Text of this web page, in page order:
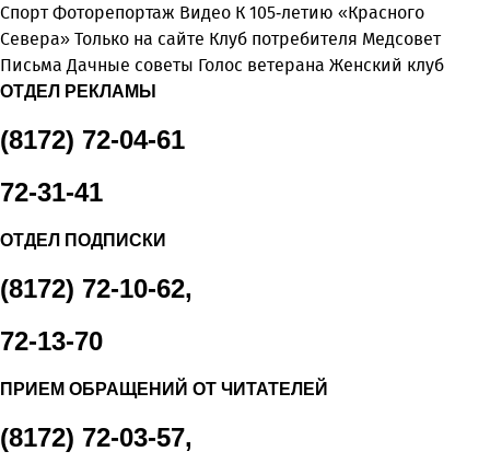
Спорт Фоторепортаж Видео К 105-летию «Красного
Севера» Только на сайте Клуб потребителя Медсовет
Письма Дачные советы Голос ветерана Женский клуб
ОТДЕЛ РЕКЛАМЫ
(8172) 72-04-61
72-31-41
ОТДЕЛ ПОДПИСКИ
(8172) 72-10-62,
72-13-70
ПРИЕМ ОБРАЩЕНИЙ ОТ ЧИТАТЕЛЕЙ
(8172) 72-03-57,